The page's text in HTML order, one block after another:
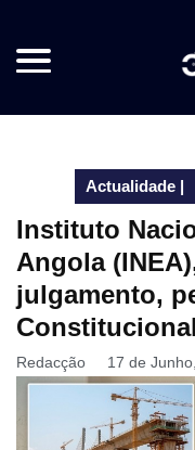
Actualidade |
Instituto
Angola
julgamento,
Constitucional
Redacção 17 de